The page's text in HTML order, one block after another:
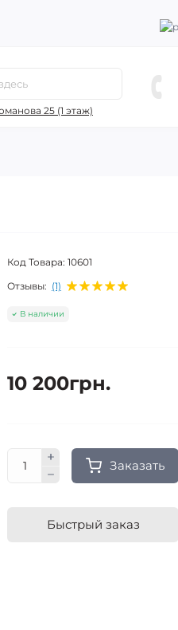
25 (1 этаж)
Код Товара: 10601
Отзывы: (1)
В наличии
10 200грн.
Заказать
Быстрый заказ